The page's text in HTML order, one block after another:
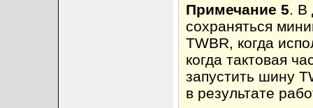
Примечание 5. В
сохраняться
TWBR, когда
когда тактовая
запустить шину
в результате